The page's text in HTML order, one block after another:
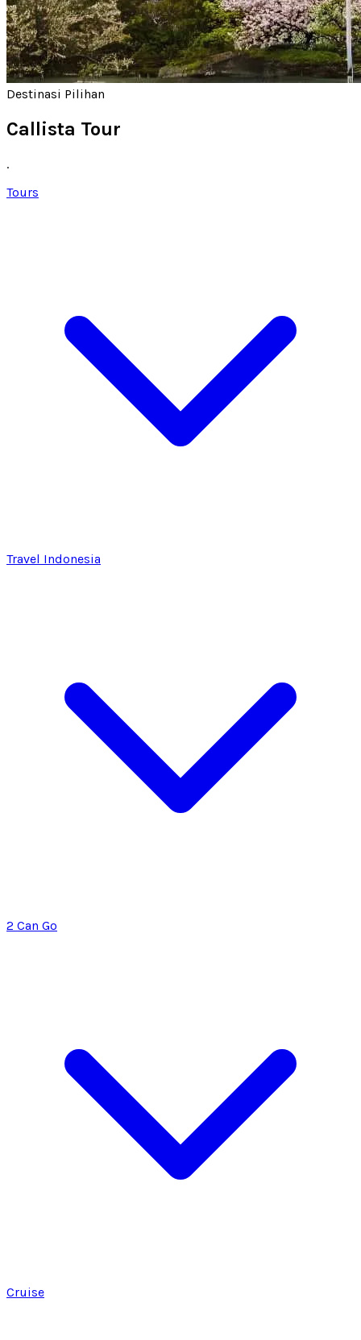
Destinasi Pilihan
Callista Tour
.
Tours
Travel Indonesia
2 Can Go
Cruise